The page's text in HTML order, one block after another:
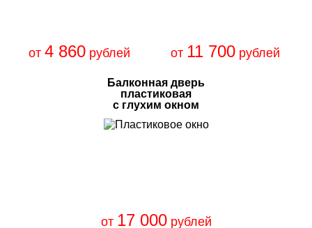
от 4 860 рублей от 11 700рублей
Балконная дверь
пластиковая
с глухим окном
от 17 000рублей